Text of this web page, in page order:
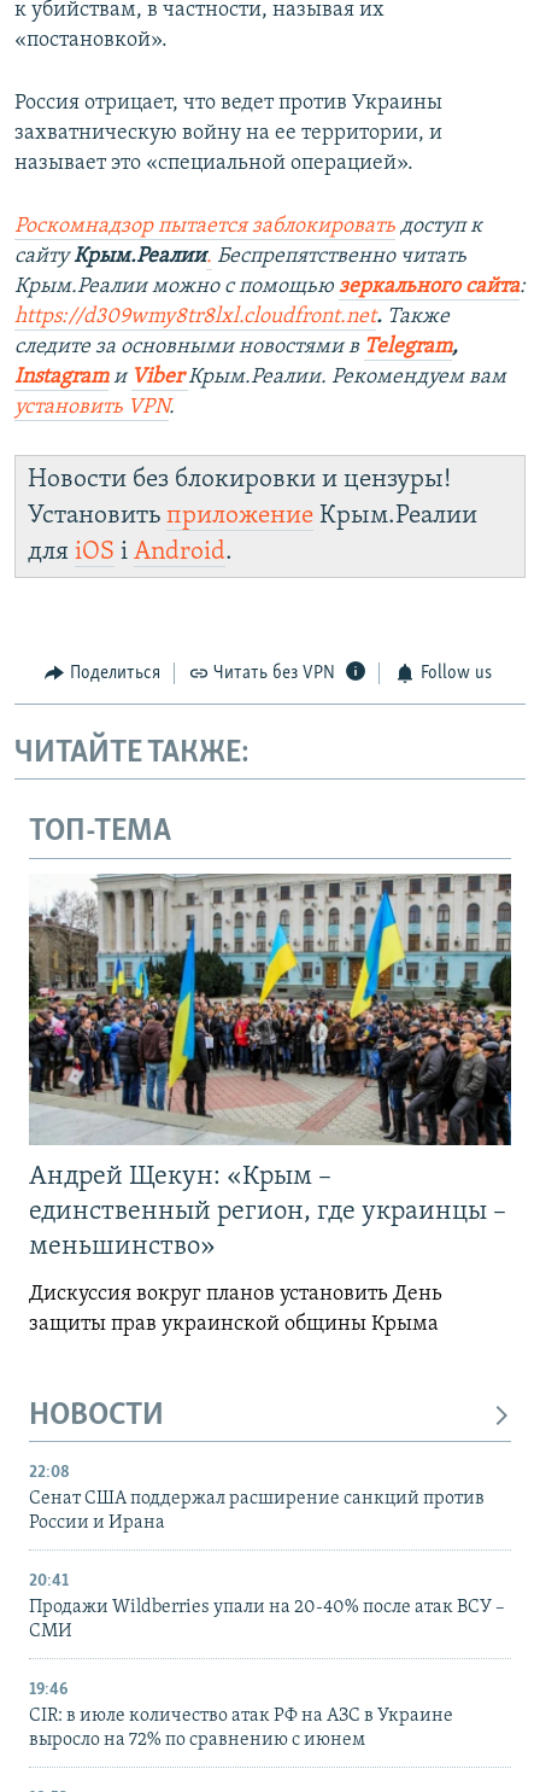
к убийствам, в частности, называя их
«постановкой».
Россия отрицает, что ведет против Украины
захватническую войну на ее территории, и
называет это «специальной операцией».
Роскомнадзор пытается заблокировать доступ к
сайтуКрым.Реалии. Беспрепятственно читать
Крым.Реалии можно с помощью зеркального сайта:
https://d309wmy8tr8lxl.cloudfront.net. Также
следите за основными новостями в Telegram,
Instagramи ViberКрым.Реалии. Рекомендуем вам
установить VPN.
Новости без блокировки и цензуры!
Установить приложение Крым.Реалии
для iOS і Android.
Поделиться Читать без VPN Follow us
ЧИТАЙТЕ ТАКЖЕ:
ТОП-ТЕМА
Андрей Щекун: «Крым –
единственный регион, где украинцы –
меньшинство»
Дискуссия вокруг планов установить День
защиты прав украинской общины Крыма
НОВОСТИ
22:08
Сенат США поддержал расширение санкций против
России и Ирана
20:41
Продажи Wildberries упали на 20-40% после атак ВСУ –
СМИ
19:46
CIR: в июле количество атак РФ на АЗС в Украине
выросло на 72% по сравнению с июнем